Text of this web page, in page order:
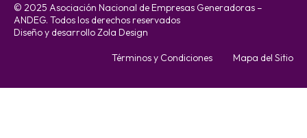
© 2025 Asociación Nacional de Empresas Generadoras –
ANDEG. Todos los derechos reservados
Diseño y desarrollo Zola Design
Términos y Condiciones Mapa del Sitio